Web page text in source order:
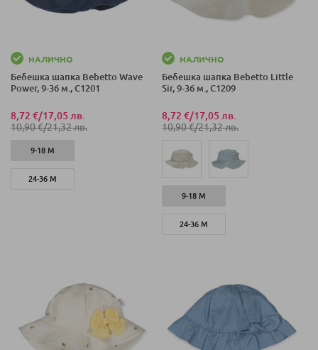
НАЛИЧНО
Бебешка шапка Bebetto Wave
Power, 9-36 м., C1201
8,72 €/17,05 лв.
10,90 €/21,32 лв.
9-18 М
24-36 М
НАЛИЧНО
Бебешка шапка Bebetto Little
Sir, 9-36 м., C1209
8,72 €/17,05 лв.
10,90 €/21,32 лв.
9-18 М
24-36 М